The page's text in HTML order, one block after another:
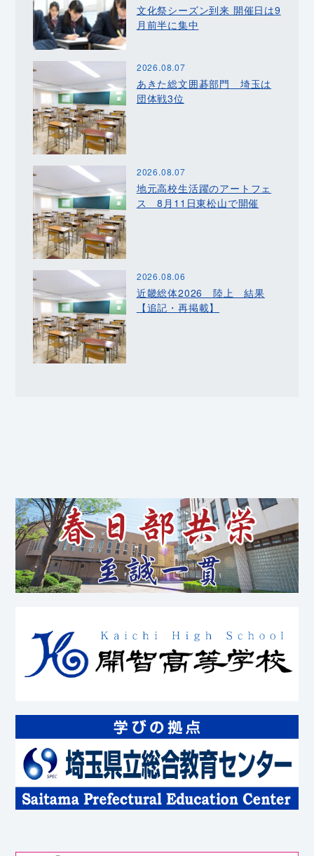
文化祭シーズン到来 開催日は9
月前半に集中
2026.08.07
あきた総文囲碁部門 埼玉は
団体戦3位
2026.08.07
地元高校生活躍のアートフェ
ス 8月11日東松山で開催
2026.08.06
近畿総体2026 陸上 結果
【追記・再掲載】